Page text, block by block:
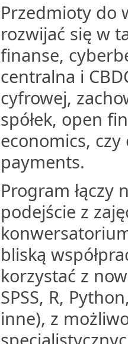
Przedmioty do
rozwijać się w
finanse,
centralna i
cyfrowej,
spółek, open
economics,
payments.
Program łączy
podejście z
bliską
korzystać z
SPSS, R,
inne), z